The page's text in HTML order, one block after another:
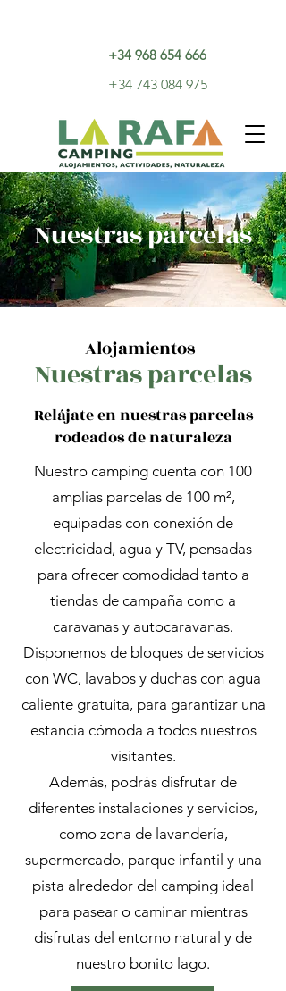
+34 968 654 666
+34 743 084 975
Nuestras parcelas
Alojamientos
Nuestras parcelas
Relájate en nuestras parcelas
rodeados de naturaleza
Nuestro camping cuenta con 100
amplias parcelas de 100 m²,
equipadas con conexión de
electricidad, agua y TV, pensadas
para ofrecer comodidad tanto a
tiendas de campaña como a
caravanas y autocaravanas.
Disponemos de bloques de servicios
con WC, lavabos y duchas con agua
caliente gratuita, para garantizar una
estancia cómoda a todos nuestros
visitantes.
Además, podrás disfrutar de
diferentes instalaciones y servicios,
como zona de lavandería,
supermercado, parque infantil y una
pista alrededor del camping ideal
para pasear o caminar mientras
disfrutas del entorno natural y de
nuestro bonito lago.